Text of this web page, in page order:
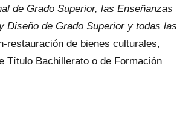
de Grado Superior, las Enseñanzas
Diseño de Grado Superior y todas las
restauración de bienes culturales,
Título Bachillerato o de Formación